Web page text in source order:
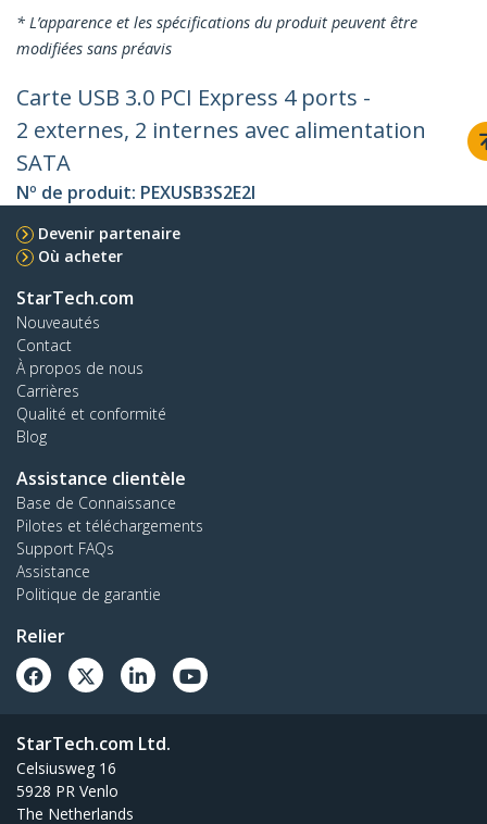
* L’apparence et les spécifications du produit peuvent être
modifiées sans préavis
Carte USB 3.0 PCI Express 4 ports -
2 externes, 2 internes avec alimentation
SATA
Nº de produit: PEXUSB3S2E2I
Devenir partenaire
Où acheter
StarTech.com
Nouveautés
Contact
À propos de nous
Carrières
Qualité et conformité
Blog
Assistance clientèle
Base de Connaissance
Pilotes et téléchargements
Support FAQs
Assistance
Politique de garantie
Relier
StarTech.com Ltd.
Celsiusweg 16
5928 PR Venlo
The Netherlands